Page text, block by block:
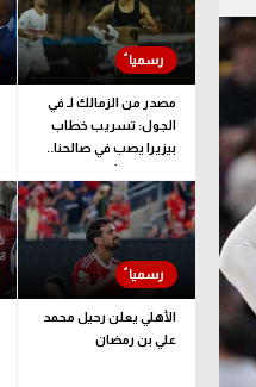
مصدر من الزمالك لـ في
الجول: تسريب خطاب
بيزيرا يصب في صالحنا..
وقرارنا نهائي
الأهلي يعلن رحيل محمد
علي بن رمضان